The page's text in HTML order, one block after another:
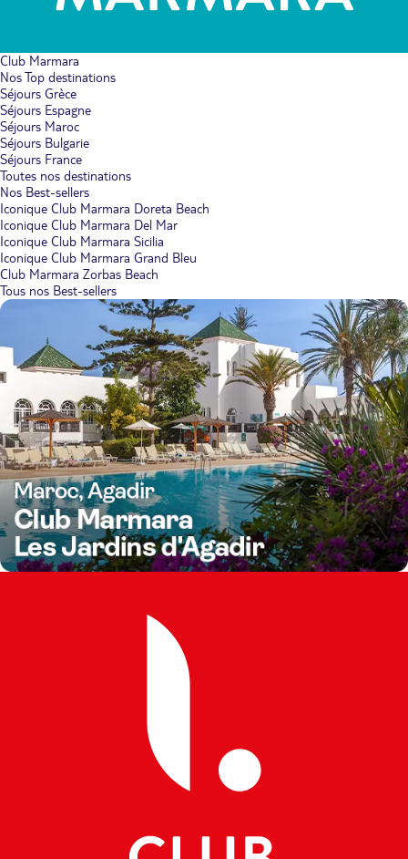
Club Marmara
Nos Top destinations
Séjours Grèce
Séjours Espagne
Séjours Maroc
Séjours Bulgarie
Séjours France
Toutes nos destinations
Nos Best-sellers
Iconique Club Marmara Doreta Beach
Iconique Club Marmara Del Mar
Iconique Club Marmara Sicilia
Iconique Club Marmara Grand Bleu
Club Marmara Zorbas Beach
Tous nos Best-sellers